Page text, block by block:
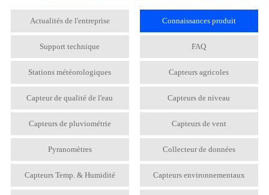
Actualités de l'entreprise Connaissances produit
Support technique FAQ
Stations météorologiques Capteurs agricoles
Capteur de qualité de l'eau Capteurs de niveau
Capteurs de pluviométrie Capteurs de vent
Pyranomètres Collecteur de données
Capteurs Temp. & Humidité Capteurs environnementaux